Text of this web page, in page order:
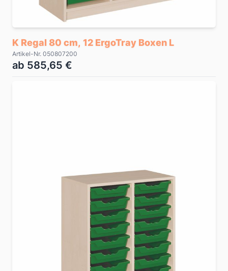
K Regal 80 cm, 12 ErgoTray Boxen L
Artikel-Nr. 050807200
ab 585,65 €